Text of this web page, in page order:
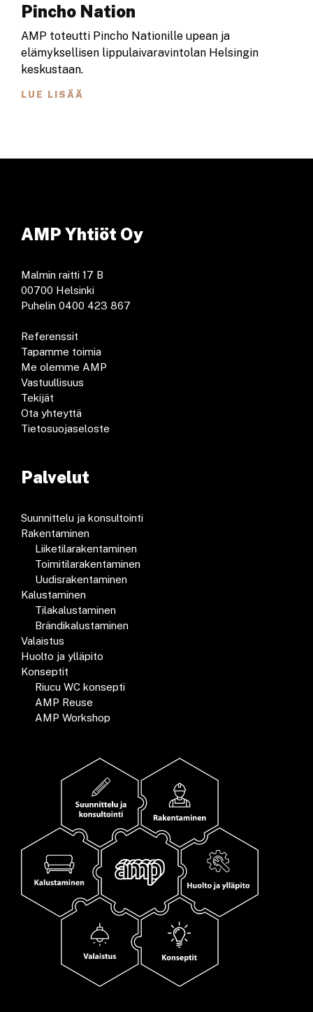
Pincho Nation
AMP toteutti Pincho Nationille upean ja
elämyksellisen lippulaivaravintolan Helsingin
keskustaan.
LUE LISÄÄ
AMP Yhtiöt Oy
Malmin raitti 17 B
00700 Helsinki
Puhelin 0400 423 867
Referenssit
Tapamme toimia
Me olemme AMP
Vastuullisuus
Tekijät
Ota yhteyttä
Tietosuojaseloste
Palvelut
Suunnittelu ja konsultointi
Rakentaminen
Liiketilarakentaminen
Toimitilarakentaminen
Uudisrakentaminen
Kalustaminen
Tilakalustaminen
Brändikalustaminen
Valaistus
Huolto ja ylläpito
Konseptit
Riucu WC konsepti
AMP Reuse
AMP Workshop